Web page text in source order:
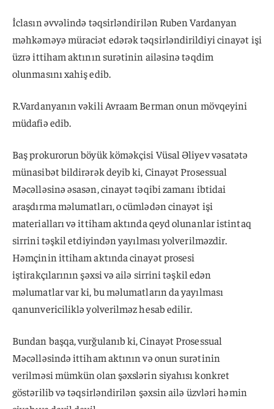
İclasın əvvəlində təqsirləndirilən Ruben Vardanyan
məhkəməyə müraciət edərək təqsirləndirildiyi cinayət işi
üzrə ittiham aktının surətinin ailəsinə təqdim
olunmasını xahiş edib.
R.Vardanyanın vəkili Avraam Berman onun mövqeyini
müdafiə edib.
Baş prokurorun böyük köməkçisi Vüsal Əliyev vəsatətə
münasibət bildirərək deyib ki, Cinayət Prosessual
Məcəlləsinə əsasən, cinayət təqibi zamanı ibtidai
araşdırma məlumatları, o cümlədən cinayət işi
materialları və ittiham aktında qeyd olunanlar istintaq
sirrini təşkil etdiyindən yayılması yolverilməzdir.
Həmçinin ittiham aktında cinayət prosesi
iştirakçılarının şəxsi və ailə sirrini təşkil edən
məlumatlar var ki, bu məlumatların da yayılması
qanunvericiliklə yolverilməz hesab edilir.
Bundan başqa, vurğulanıb ki, Cinayət Prosessual
Məcəlləsində ittiham aktının və onun surətinin
verilməsi mümkün olan şəxslərin siyahısı konkret
göstərilib və təqsirləndirilən şəxsin ailə üzvləri həmin